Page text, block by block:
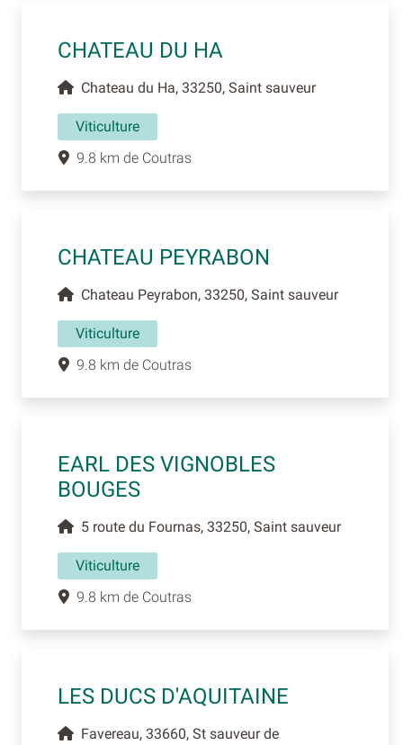
CHATEAU DU HA
Chateau du Ha, 33250, Saint sauveur
Viticulture
9.8 km de Coutras
CHATEAU PEYRABON
Chateau Peyrabon, 33250, Saint sauveur
Viticulture
9.8 km de Coutras
EARL DES VIGNOBLES
BOUGES
5 route du Fournas, 33250, Saint sauveur
Viticulture
9.8 km de Coutras
LES DUCS D'AQUITAINE
Favereau, 33660, St sauveur de